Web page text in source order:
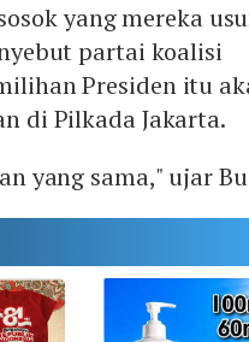
yang mereka
partai koalisi
Presiden itu
di Pilkada Jakarta.
yang sama," ujar